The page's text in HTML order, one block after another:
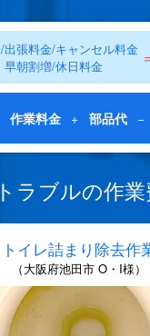
出張料金/キャンセル料金
早朝割増/休日料金
作業料金 + 部品代 −
ラブルの作
トイレ詰まり除去作
（大阪府池田市 O・I様）